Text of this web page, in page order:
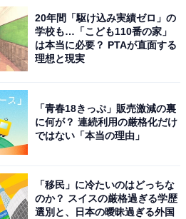
20年間「駆け込み実績ゼロ」の
学校も…「こども110番の家」
は本当に必要？ PTAが直面する
理想と現実
「青春18きっぷ」販売激減の裏
に何が？ 連続利用の厳格化だけ
ではない「本当の理由」
「移民」に冷たいのはどっちな
のか？ スイスの厳格過ぎる学歴
選別と、日本の曖昧過ぎる外国